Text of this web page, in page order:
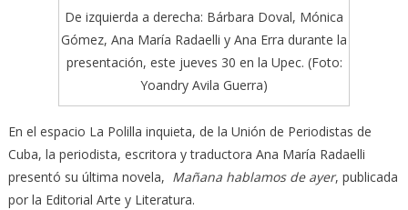
De izquierda a derecha: Bárbara Doval, Mónica
Gómez, Ana María Radaelli y Ana Erra durante la
presentación, este jueves 30 en la Upec. (Foto:
Yoandry Avila Guerra)
En el espacio La Polilla inquieta, de la Unión de Periodistas de
Cuba, la periodista, escritora y traductora Ana María Radaelli
presentó su última novela, Mañana hablamos de ayer, publicada
por la Editorial Arte y Literatura.